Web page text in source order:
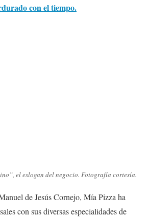
con el tiempo.
el eslogan del negocio. Fotografía cortesía.
de Jesús Cornejo, Mía Pizza ha
con sus diversas especialidades de